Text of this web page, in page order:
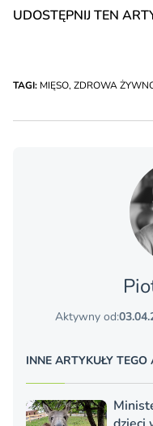
UDOSTĘPNIJ TEN
TAGI: MIĘSO, ZDROWA
Aktywny od:
INNE ARTYKUŁY TEGO